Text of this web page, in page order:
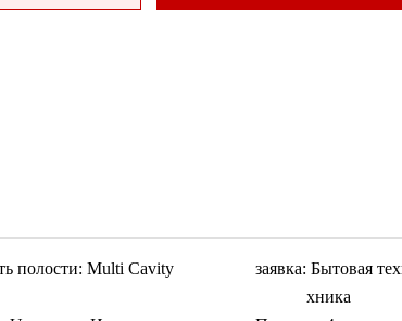
полости: Multi Cavity заявка: Бытовая
хника